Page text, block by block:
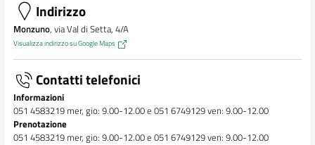
Indirizzo
Monzuno, via Val di Setta, 4/A
Visualizza indirizzo su Google Maps
Contatti telefonici
Informazioni
051 4583219 mer, gio: 9.00-12.00 e 051 6749129 ven: 9.00-12.00
Prenotazione
051 4583219 mer, gio: 9.00-12.00 e 051 6749129 ven: 9.00-12.00